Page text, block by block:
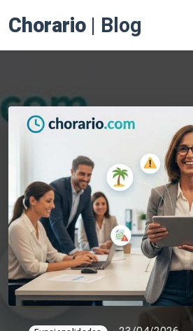
Chorario | Blog